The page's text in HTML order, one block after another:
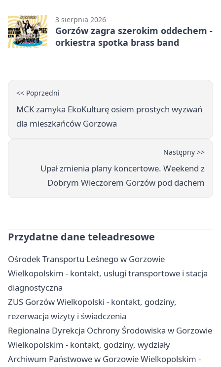
3 sierpnia 2026
Gorzów zagra szerokim oddechem -
orkiestra spotka brass band
<< Poprzedni
MCK zamyka EkoKulturę osiem prostych wyzwań
dla mieszkańców Gorzowa
Następny >>
Upał zmienia plany koncertowe. Weekend z
Dobrym Wieczorem Gorzów pod dachem
Przydatne dane teleadresowe
Ośrodek Transportu Leśnego w Gorzowie
Wielkopolskim - kontakt, usługi transportowe i stacja
diagnostyczna
ZUS Gorzów Wielkopolski - kontakt, godziny,
rezerwacja wizyty i świadczenia
Regionalna Dyrekcja Ochrony Środowiska w Gorzowie
Wielkopolskim - kontakt, godziny, wydziały
Archiwum Państwowe w Gorzowie Wielkopolskim -